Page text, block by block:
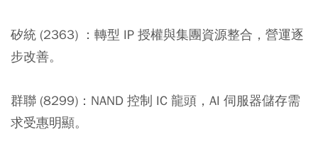
矽統 (2363) ： 轉型 IP 授權與集團資源整合，營運逐
步改善。
群聯 (8299)： NAND 控制 IC 龍頭，AI 伺服器儲存需
求受惠明顯。